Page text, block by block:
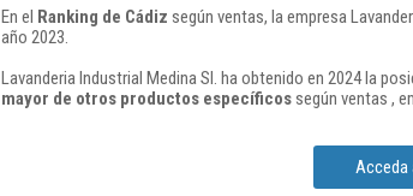
En el Ranking de Cádiz según ventas, la empresa
año 2023.
Lavanderia Industrial Medina Sl. ha obtenido en 2024 la
mayor de otros productos específicossegún ventas ,
Acceda